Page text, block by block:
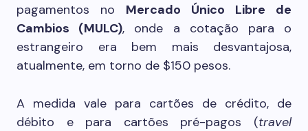
pagamentos no Mercado Único Libre de
Cambios (MULC), onde a cotação para o
estrangeiro era bem mais desvantajosa,
atualmente, em torno de $150 pesos.
A medida vale para cartões de crédito, de
débito e para cartões pré-pagos (travel